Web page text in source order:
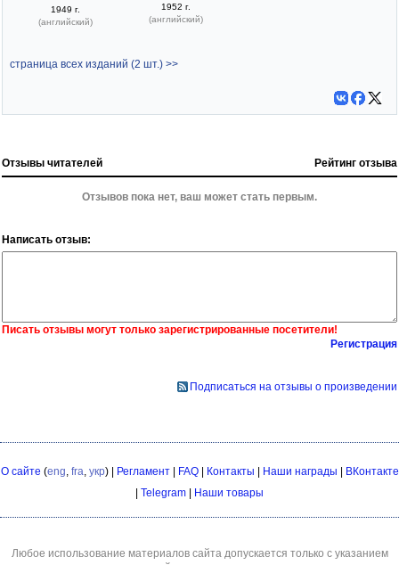
1949 г.
(английский)
1952 г.
(английский)
страница всех изданий (2 шт.) >>
Отзывы читателей Рейтинг отзыва
Отзывов пока нет, ваш может стать первым.
Написать отзыв:
Писать отзывы могут только зарегистрированные посетители!
Регистрация
Подписаться на отзывы о произведении
О сайте (eng fra укр) | Регламент| FAQ| Контакты | Наши награды | ВКонтакте
| Telegram | Наши товары
Любое использование материалов сайта допускается только с указанием